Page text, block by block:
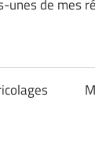
unes de mes